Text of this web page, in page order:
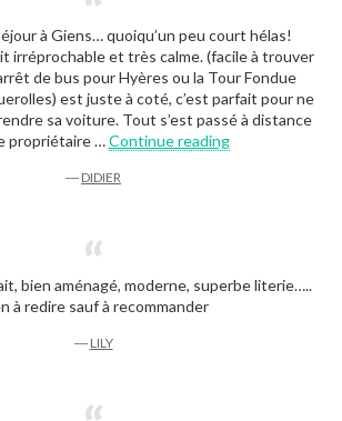
à Giens… quoiqu’un peu court hélas!
irréprochable et très calme. (facile à trouver
de bus pour Hyères ou la Tour Fondue
est juste à coté, c’est parfait pour ne
sa voiture. Tout s’est passé à distance
propriétaire …Continue reading“Didier”
― DIDIER
bien aménagé, moderne, superbe literie…..
à redire sauf à recommander
― LILY